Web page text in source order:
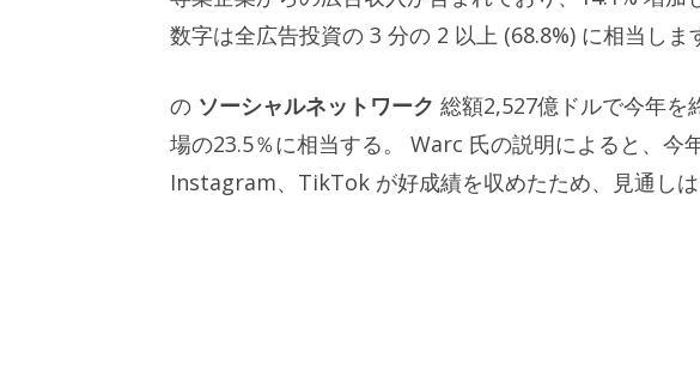
数字は全広告投資の 3 分の 2 以上 (68.8%) に相当しま
の ソーシャルネットワーク 総額2,527億ドルで今年を
場の23.5％に相当する。 Warc 氏の説明によると、今
Instagram、TikTok が好成績を収めたため、見通しは